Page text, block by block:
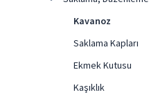
Kavanoz
Saklama Kapları
Ekmek Kutusu
Kaşıklık